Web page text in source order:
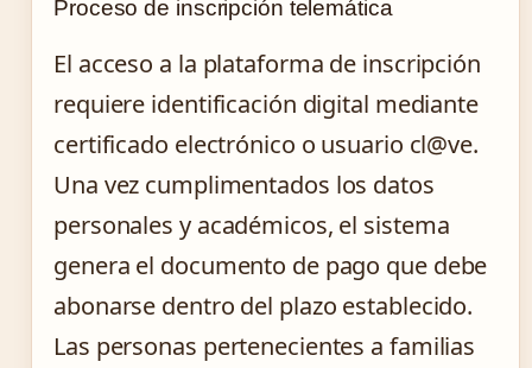
Proceso de inscripción telemática
El acceso a la plataforma de inscripción
requiere identificación digital mediante
certificado electrónico o usuario cl@ve.
Una vez cumplimentados los datos
personales y académicos, el sistema
genera el documento de pago que debe
abonarse dentro del plazo establecido.
Las personas pertenecientes a familias